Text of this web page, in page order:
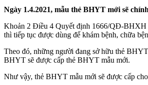
Ngày 1.4.2021, mẫu thẻ BHYT mới sẽ
Khoản 2 Điều 4 Quyết định 1666/QĐ-BHXH
thì tiếp tục được dùng để khám bệnh, chữa
Theo đó, những người đang sở hữu thẻ
BHYT sẽ được cấp thẻ BHYT mẫu mới.
Như vậy, thẻ BHYT mẫu mới sẽ được cấp